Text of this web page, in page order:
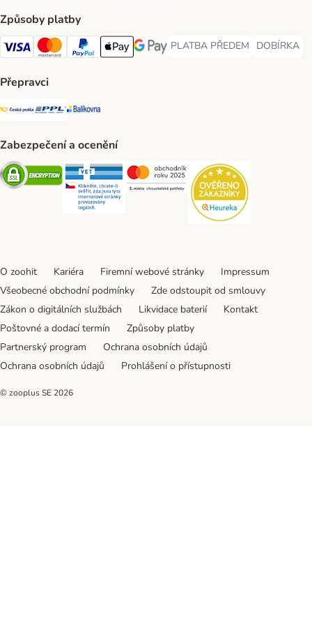
Způsoby platby
Visa Payment Method
Mastercard Payment Method
PayPal Payment Method
Apple pay Payment Method
GooglePay Payment Method
PLATBA PŘEDEM
PLATBA PŘEDEM Payment
DOBÍRKA
DOBÍRKA
Přepravci
Česká pošta Shipping Method
PPL Shipping Method
Balíkovna Shipping Method
Zabezpečení a ocenění
Security Security Security
O zoohit Kariéra Firemní webové stránky
Impressum
Všeobecné obchodní podmínky
Zde odstoupit od smlouvy
Zákon o digitálních službách
Likvidace baterií
Kontakt
Poštovné a dodací termín
Způsoby platby
Partnerský program
Ochrana osobních údajů
Ochrana osobních údajů
Prohlášení o přístupnosti
© zooplus SE 2026